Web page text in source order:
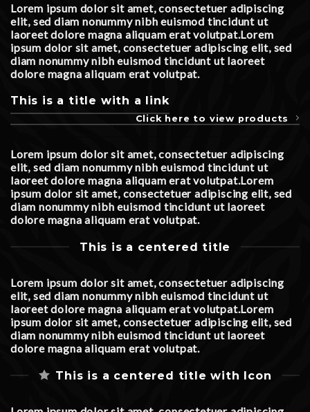
Lorem ipsum dolor sit amet, consectetuer adipiscing
elit, sed diam nonummy nibh euismod tincidunt ut
laoreet dolore magna aliquam erat volutpat.Lorem
ipsum dolor sit amet, consectetuer adipiscing elit, sed
diam nonummy nibh euismod tincidunt ut laoreet
dolore magna aliquam erat volutpat.
This is a title with a link
Click here to view products
Lorem ipsum dolor sit amet, consectetuer adipiscing
elit, sed diam nonummy nibh euismod tincidunt ut
laoreet dolore magna aliquam erat volutpat.Lorem
ipsum dolor sit amet, consectetuer adipiscing elit, sed
diam nonummy nibh euismod tincidunt ut laoreet
dolore magna aliquam erat volutpat.
This is a centered title
Lorem ipsum dolor sit amet, consectetuer adipiscing
elit, sed diam nonummy nibh euismod tincidunt ut
laoreet dolore magna aliquam erat volutpat.Lorem
ipsum dolor sit amet, consectetuer adipiscing elit, sed
diam nonummy nibh euismod tincidunt ut laoreet
dolore magna aliquam erat volutpat.
This is a centered title with Icon